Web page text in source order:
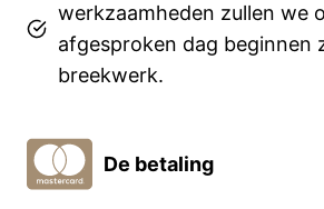
werkzaamheden zullen we
afgesproken dag beginnen
breekwerk.
De betaling